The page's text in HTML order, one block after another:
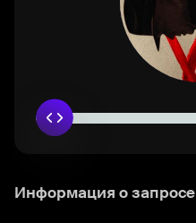
Информация о запросе